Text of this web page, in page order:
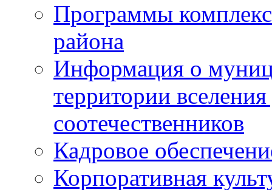
Программы
района
Информация о
территории
соотечественников
Кадровое
Корпоративная